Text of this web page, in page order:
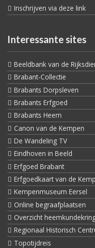
Inschrijven via deze link
Interessante sites
Beeldbank van de
Brabant-Collectie
Brabants Dorpsleven
Brabants Erfgoed
Brabants Heem
Canon van de Kempen
De Wandeling TV
Eindhoven in Beeld
Erfgoed Brabant
Erfgoedkaart van de
Kempenmuseum Eersel
Online begraafplaatsen
Overzicht
Regionaal Historisch
Topotijdreis